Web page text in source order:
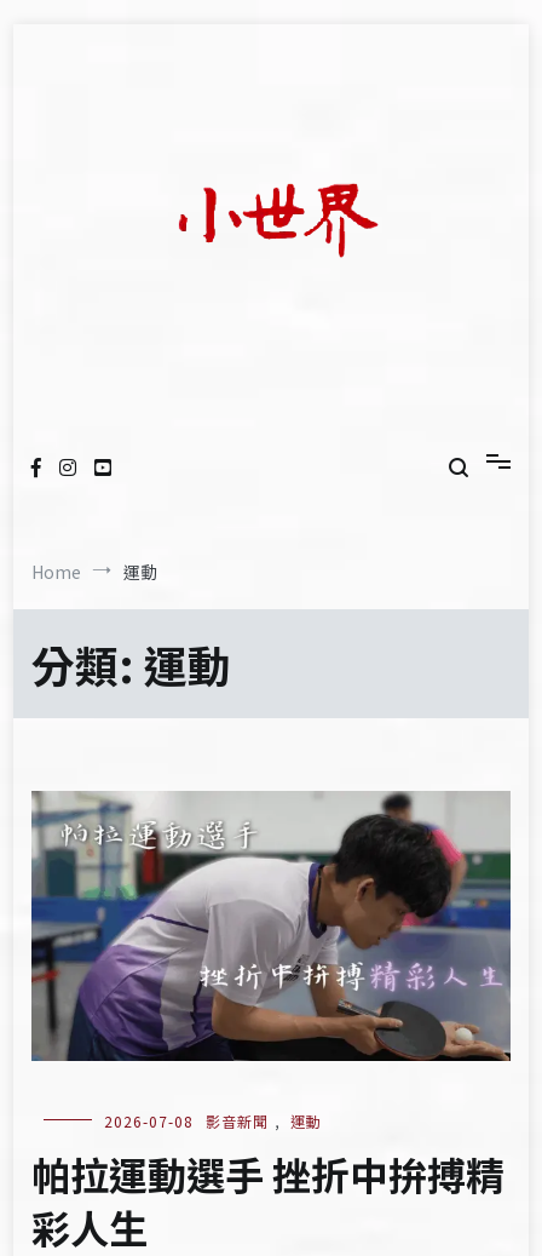
Home 運動
分類:運動
2026-07-08 影音新聞 , 運動
帕拉運動選手 挫折中拚搏精
彩人生